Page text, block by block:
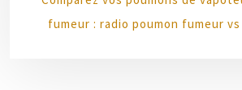
fumeur : radio poumon fumeur